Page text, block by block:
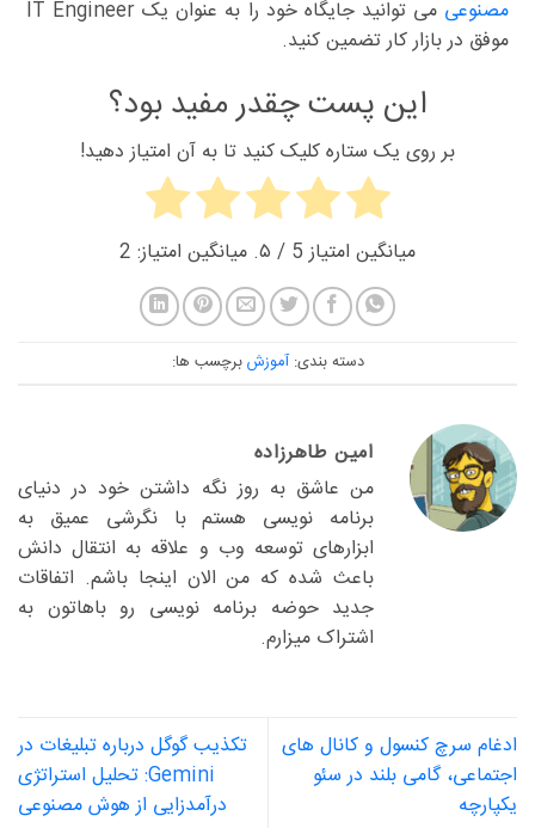
مصنوعی
می توانید جایگاه خود را به عنوان یک IT Engineer
موفق در بازار کار تضمین کنید.
این پست چقدر مفید بود؟
بر روی یک ستاره کلیک کنید تا به آن امتیاز دهید!
میانگین امتیاز5 / ۵. میانگین امتیاز: 2
دسته بندی:آموزشبرچسب ها:
امین طاهرزاده
من عاشق به روز نگه داشتن خود در دنیای
برنامه نویسی هستم با نگرشی عمیق به
ابزارهای توسعه وب و علاقه به انتقال دانش
باعث شده که من الان اینجا باشم. اتفاقات
جدید حوضه برنامه نویسی رو باهاتون به
اشتراک میزارم.
ادغام سرچ کنسول و کانال های
اجتماعی، گامی بلند در سئو
یکپارچه
تکذیب گوگل درباره تبلیغات در
Gemini: تحلیل استراتژی
درآمدزایی از هوش مصنوعی